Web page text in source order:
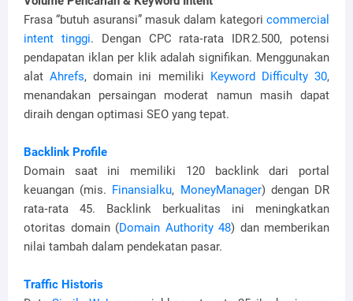
Frasa “butuh asuransi” masuk dalam kategori commercial
intent tinggi. Dengan CPC rata‑rata IDR 2.500, potensi
pendapatan iklan per klik adalah signifikan. Menggunakan
alatAhrefs, domain ini memiliki Keyword Difficulty 30,
menandakan persaingan moderat namun masih dapat
diraih dengan optimasi SEO yang tepat.
Backlink Profile
Domain saat ini memiliki 120 backlink dari portal
keuangan (mis. Finansialku, MoneyManager) dengan DR
rata‑rata 45. Backlink berkualitas ini meningkatkan
otoritas domain (Domain Authority 48) dan memberikan
nilai tambah dalam pendekatan pasar.
Traffic Historis